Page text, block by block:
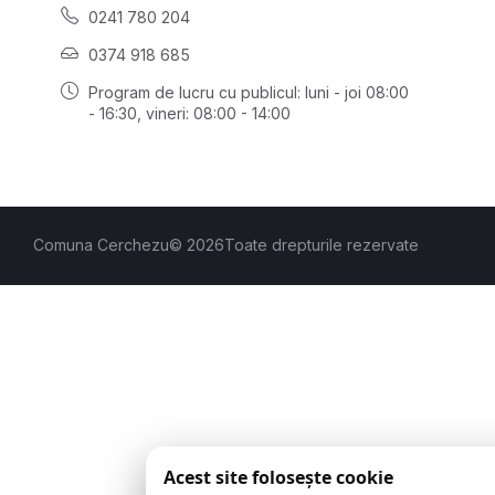
0241 780 204
0374 918 685
Program de lucru cu publicul: luni - joi 08:00
- 16:30 , vineri: 08:00 - 14:00
Comuna Cerchezu© 2026Toate drepturile rezervate
Acest site folosește cookie